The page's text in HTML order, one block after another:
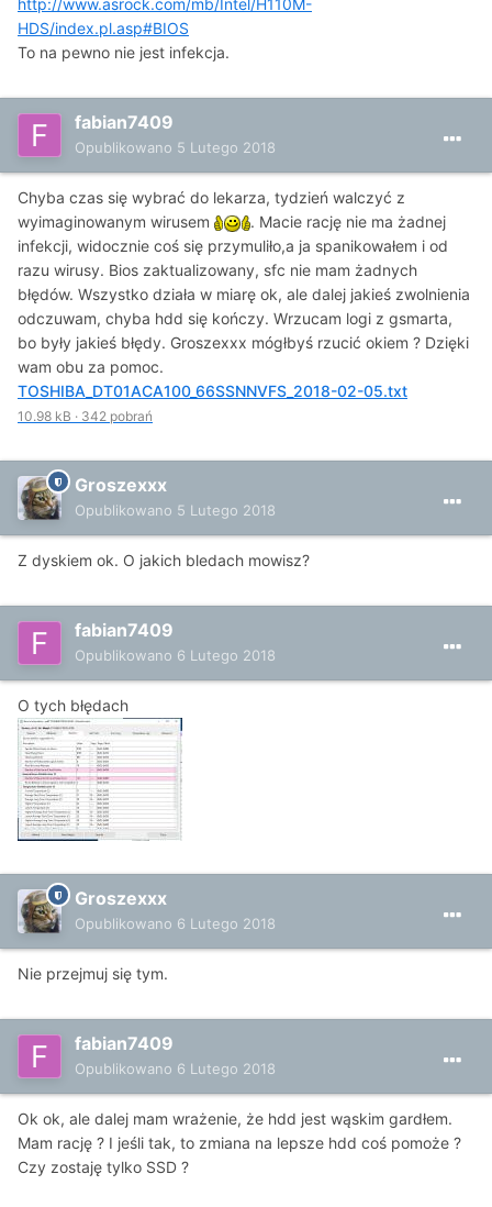
http://www.asrock.com/mb/Intel/H110M-
HDS/index.pl.asp#BIOS
To na pewno nie jest infekcja.
fabian7409
Opublikowano 5 Lutego 2018
Chyba czas się wybrać do lekarza, tydzień walczyć z
wyimaginowanym wirusem
. Macie rację nie ma żadnej
infekcji, widocznie coś się przymuliło,a ja spanikowałem i od
razu wirusy. Bios zaktualizowany, sfc nie mam żadnych
błędów. Wszystko działa w miarę ok, ale dalej jakieś zwolnienia
odczuwam, chyba hdd się kończy. Wrzucam logi z gsmarta,
bo były jakieś błędy. Groszexxx mógłbyś rzucić okiem ? Dzięki
wam obu za pomoc.
TOSHIBA_DT01ACA100_66SSNNVFS_2018-02-05.txt
10.98 kB · 342 pobrań
Groszexxx
Opublikowano 5 Lutego 2018
Z dyskiem ok. O jakich bledach mowisz?
fabian7409
Opublikowano 6 Lutego 2018
O tych błędach
Groszexxx
Opublikowano 6 Lutego 2018
Nie przejmuj się tym.
fabian7409
Opublikowano 6 Lutego 2018
Ok ok, ale dalej mam wrażenie, że hdd jest wąskim gardłem.
Mam rację ? I jeśli tak, to zmiana na lepsze hdd coś pomoże ?
Czy zostaję tylko SSD ?